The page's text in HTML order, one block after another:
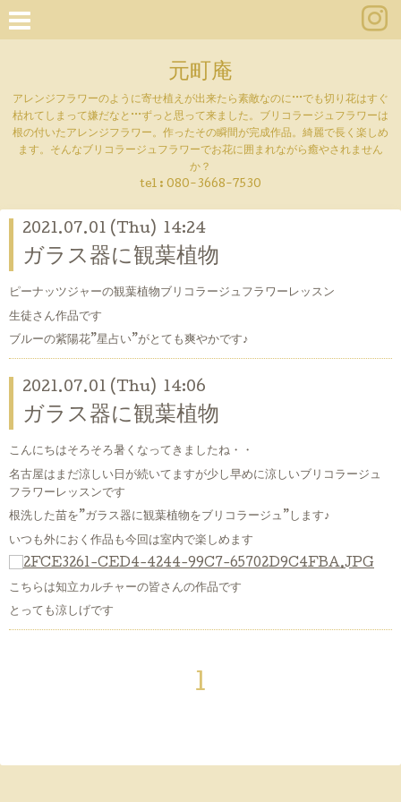
元町庵
アレンジフラワーのように寄せ植えが出来たら素敵なのに···でも切り花はすぐ
枯れてしまって嫌だなと···ずっと思って来ました。ブリコラージュフラワーは
根の付いたアレンジフラワー。作ったその瞬間が完成作品。綺麗で長く楽しめ
ます。そんなブリコラージュフラワーでお花に囲まれながら癒やされません
か？
tel : 080-3668-7530
2021.07.01 (Thu) 14:24
ガラス器に観葉植物
ピーナッツジャーの観葉植物ブリコラージュフラワーレッスン
生徒さん作品です
ブルーの紫陽花”星占い”がとても爽やかです♪
2021.07.01 (Thu) 14:06
ガラス器に観葉植物
こんにちはそろそろ暑くなってきましたね・・
名古屋はまだ涼しい日が続いてますが少し早めに涼しいブリコラージュ
フラワーレッスンです
根洗した苗を”ガラス器に観葉植物をブリコラージュ”します♪
いつも外におく作品も今回は室内で楽しめます
こちらは知立カルチャーの皆さんの作品です
とっても涼しげです
1